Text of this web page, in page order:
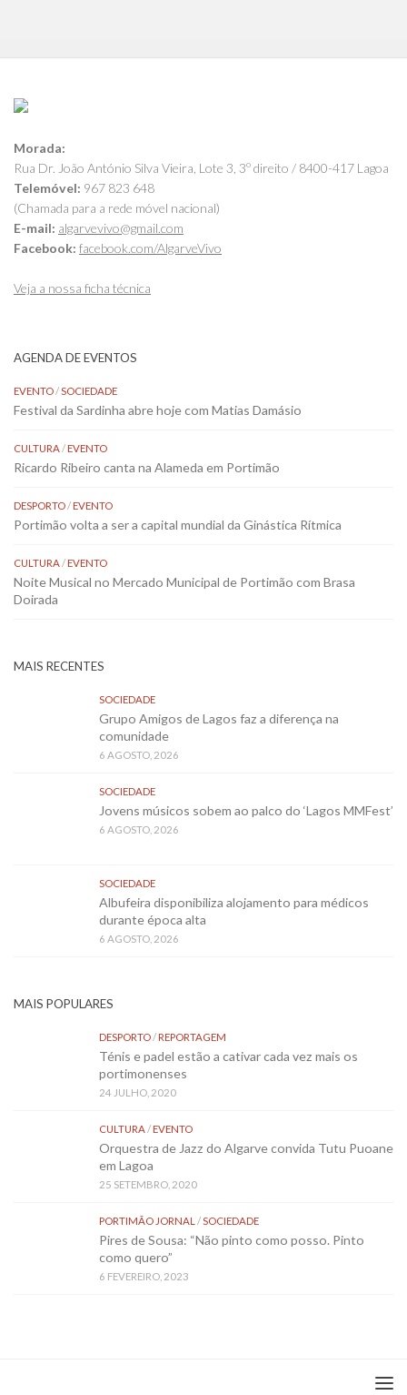
Morada:
Rua Dr. João António Silva Vieira, Lote 3, 3º direito / 8400-417 Lagoa
Telemóvel: 967 823 648
(Chamada para a rede móvel nacional)
E-mail: algarvevivo@gmail.com
Facebook: facebook.com/AlgarveVivo
Veja a nossa ficha técnica
AGENDA DE EVENTOS
EVENTO/SOCIEDADE
Festival da Sardinha abre hoje com Matias Damásio
CULTURA/EVENTO
Ricardo Ribeiro canta na Alameda em Portimão
DESPORTO/EVENTO
Portimão volta a ser a capital mundial da Ginástica Rítmica
CULTURA/EVENTO
Noite Musical no Mercado Municipal de Portimão com Brasa
Doirada
MAIS RECENTES
SOCIEDADE
Grupo Amigos de Lagos faz a diferença na
comunidade
6 AGOSTO, 2026
SOCIEDADE
Jovens músicos sobem ao palco do ‘Lagos MMFest’
6 AGOSTO, 2026
SOCIEDADE
Albufeira disponibiliza alojamento para médicos
durante época alta
6 AGOSTO, 2026
MAIS POPULARES
DESPORTO/REPORTAGEM
Ténis e padel estão a cativar cada vez mais os
portimonenses
24 JULHO, 2020
CULTURA/EVENTO
Orquestra de Jazz do Algarve convida Tutu Puoane
em Lagoa
25 SETEMBRO, 2020
PORTIMÃO JORNAL /SOCIEDADE
Pires de Sousa: “Não pinto como posso. Pinto
como quero”
6 FEVEREIRO, 2023